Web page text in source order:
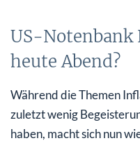
US-Notenbank
heute Abend?
Während die Themen
zuletzt wenig
haben, macht sich nun